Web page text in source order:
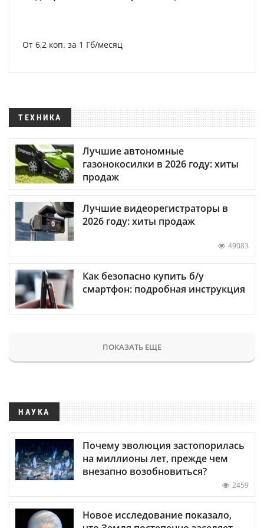
От 6,2 коп. за 1 Гб/месяц
ТЕХНИКА
Лучшие автономные
газонокосилки в 2026 году: хиты
продаж
Лучшие видеорегистраторы в
2026 году: хиты продаж
49083
Как безопасно купить б/у
смартфон: подробная инструкция
ПОКАЗАТЬ ЕЩЕ
НАУКА
Почему эволюция застопорилась
на миллионы лет, прежде чем
внезапно возобновиться?
2459
Новое исследование показало,